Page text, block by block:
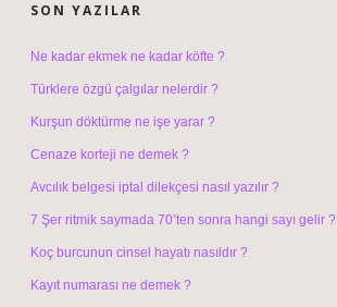
SON YAZILAR
Ne kadar ekmek ne kadar köfte ?
Türklere özgü çalgılar nelerdir ?
Kurşun döktürme ne işe yarar ?
Cenaze korteji ne demek ?
Avcılık belgesi iptal dilekçesi nasıl yazılır ?
7 Şer ritmik saymada 70’ten sonra hangi sayı gelir ?
Koç burcunun cinsel hayatı nasıldır ?
Kayıt numarası ne demek ?